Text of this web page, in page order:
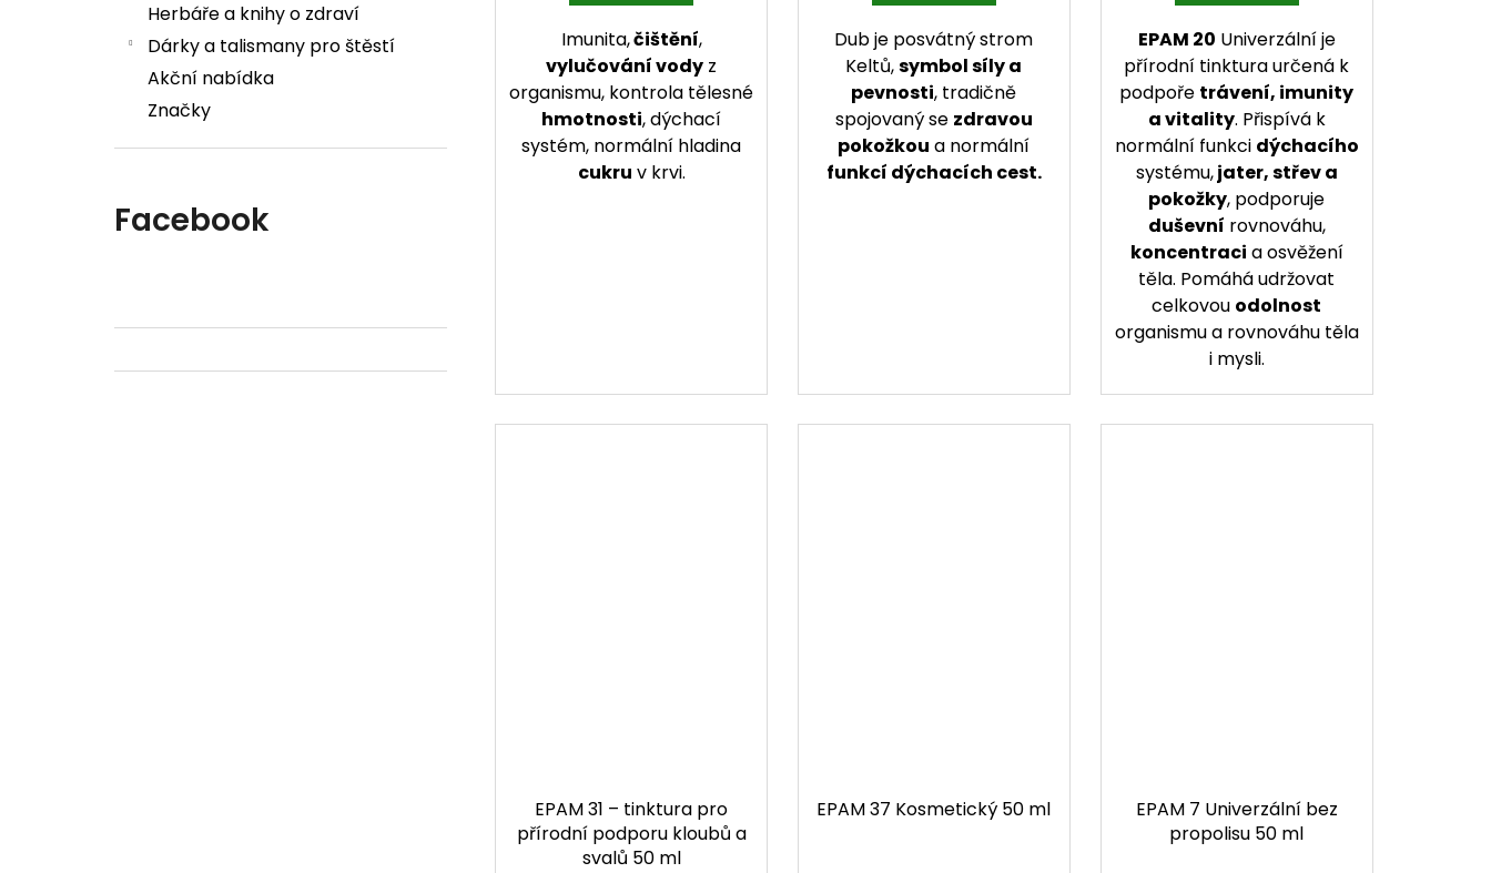
Herbáře a knihy o zdraví
Dárky a talismany pro štěstí
Akční nabídka
Značky
Facebook
Imunita,čištění,
vylučování vody z
organismu, kontrola tělesné
hmotnosti, dýchací
systém, normální hladina
cukru v krvi.
Dub je posvátný strom
Keltů,symbol síly a
pevnosti, tradičně
spojovaný se zdravou
pokožkou a normální
funkcí dýchacích cest.
EPAM 20 Univerzální je
přírodní tinktura určená k
podpoře trávení, imunity
a vitality. Přispívá k
normální funkci dýchacího
systému,jater, střev a
pokožky, podporuje
duševní rovnováhu,
koncentraci a osvěžení
těla. Pomáhá udržovat
celkovou odolnost
organismu a rovnováhu těla
i mysli.
EPAM 31 – tinktura pro
přírodní podporu kloubů a
svalů 50 ml
EPAM 37 Kosmetický 50 ml
EPAM 7 Univerzální bez
propolisu 50 ml